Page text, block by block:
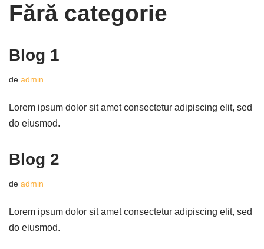
Fără categorie
Blog 1
de admin
Lorem ipsum dolor sit amet consectetur adipiscing elit, sed
do eiusmod.
Blog 2
de admin
Lorem ipsum dolor sit amet consectetur adipiscing elit, sed
do eiusmod.